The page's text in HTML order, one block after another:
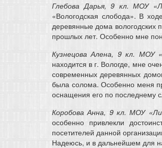
Глебова Дарья, 9 кл. МОУ
«Вологодская слобода». В
деревянные дома вологодских
прошлых лет. Особенно мне
Кузнецова Алена, 9 кл. МОУ
находится в г. Вологде, мне
современных деревянных
была солома. Особенно меня
оснащения его по последнему
Коробова Анна, 9 кл. МОУ
особенно привлекли
посетителей данной
Надеюсь, и в дальнейшем для